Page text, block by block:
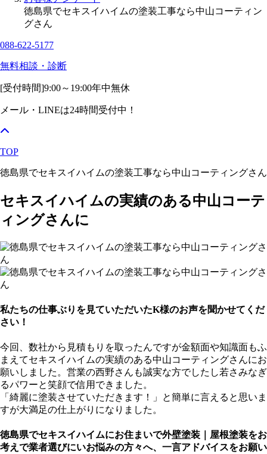
徳島県でセキスイハイムの塗装工事なら中山コーティン
グさん
088-622-5177
無料相談・診断
[受付時間]9:00～19:00年中無休
メール・LINEは24時間受付中！
TOP
徳島県でセキスイハイムの塗装工事なら中山コーティングさん
セキスイハイムの実績のある中山コーテ
ィングさんに
私たちの仕事ぶりを見ていただいたK様のお声を聞かせてくだ
さい！
今回、数社から見積もりを取ったんですが金額面や知識面もふ
まえてセキスイハイムの実績のある中山コーティングさんにお
願いしました。営業の西野さんも誠実な方でしたし若さみなぎ
るパワーと笑顔で信用できました。
「綺麗に塗装させていただきます！」と簡単に言えると思いま
すが大満足の仕上がりになりました。
徳島県でセキスイハイムにお住まいで外壁塗装｜屋根塗装をお
考えで業者選びにいお悩みの方々へ、一言アドバイスをお願い